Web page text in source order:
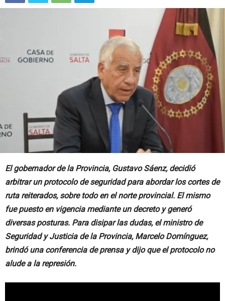
El gobernador de la Provincia, Gustavo Sáenz, decidió
arbitrar un protocolo de seguridad para abordar los cortes de
ruta reiterados, sobre todo en el norte provincial. El mismo
fue puesto en vigencia mediante un decreto y generó
diversas posturas. Para disipar las dudas, el ministro de
Seguridad y Justicia de la Provincia, Marcelo Domínguez,
brindó una conferencia de prensa y dijo que el protocolo no
alude a la represión.